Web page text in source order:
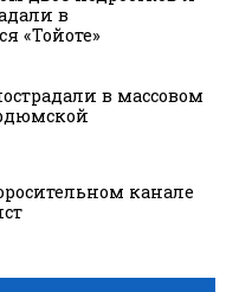
в
«Тойоте»
в массовом
канале